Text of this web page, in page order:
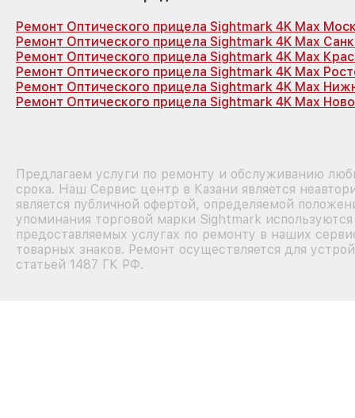
Ремонт Оптического прицела Sightmark 4K Max
Ремонт Оптического прицела Sightmark 4K Max
Ремонт Оптического прицела Sightmark 4K Max
Ремонт Оптического прицела Sightmark 4K Max
Ремонт Оптического прицела Sightmark 4K Max
Ремонт Оптического прицела Sightmark 4K Max
Предлагаем услуги по ремонту и обслуживанию
срока. Наш Сервис центр в Казани является
является публичной офертой, определяемой
упоминания торговой марки Sightmark
предоставляемых услугах по ремонту в наших
товарных знаков. Ремонт осуществляется для
статьей 1487 ГК РФ.